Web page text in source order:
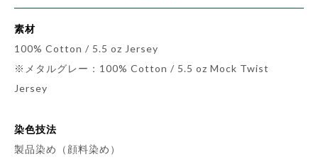
素材
100% Cotton / 5.5 oz Jersey
※メタルグレー：100% Cotton / 5.5 oz Mock Twist
Jersey
染色技法
製品染め（顔料染め）